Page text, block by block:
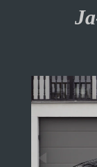
hoofdinhoud